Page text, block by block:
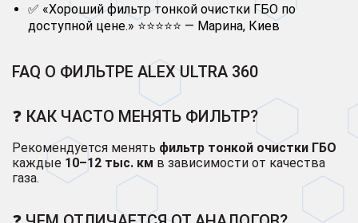
✅ «Хороший фильтр тонкой очистки ГБО по
доступной цене.» ⭐⭐⭐⭐⭐ — Марина, Киев
FAQ О ФИЛЬТРЕ ALEX ULTRA 360
❓ КАК ЧАСТО МЕНЯТЬ ФИЛЬТР?
Рекомендуется менять фильтр тонкой очистки ГБО
каждые 10–12 тыс. км в зависимости от качества
газа.